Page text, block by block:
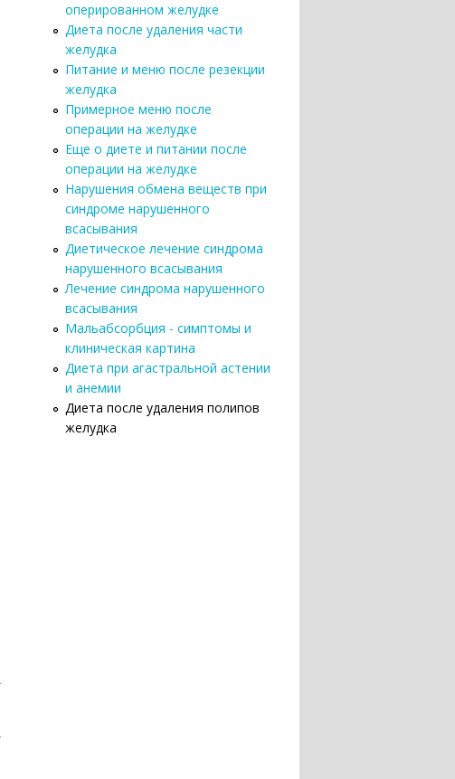
оперированном желудке
Диета после удаления части
желудка
Питание и меню после резекции
желудка
Примерное меню после
операции на желудке
Еще о диете и питании после
операции на желудке
Нарушения обмена веществ при
синдроме нарушенного
всасывания
Диетическое лечение синдрома
нарушенного всасывания
Лечение синдрома нарушенного
всасывания
Мальабсорбция - симптомы и
клиническая картина
Диета при агастральной астении
и анемии
Диета после удаления полипов
желудка